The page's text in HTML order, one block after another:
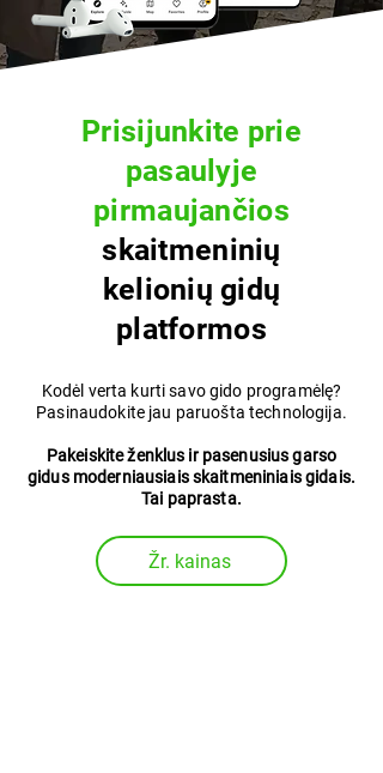
Prisijunkite prie
pasaulyje
pirmaujančios
skaitmeninių
kelionių gidų
platformos
Kodėl verta kurti savo gido programėlę?
Pasinaudokite jau paruošta technologija.
Pakeiskite ženklus ir pasenusius garso
gidus moderniausiais skaitmeniniais gidais.
Tai paprasta.
Žr. kainas